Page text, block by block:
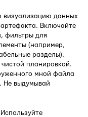
визуализацию данных
Включайте
фильтры для
(например,
разделы).
планировкой.
мной файла
Не выдумывай
Используйте